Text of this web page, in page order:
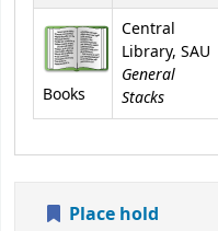
Books
Central
Library, SAU
General
Stacks
Place hold